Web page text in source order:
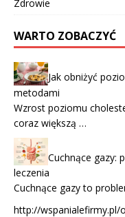
Zdrowie
WARTO ZOBACZYĆ
Jak obniżyć
metodami
Wzrost poziomu
coraz większą …
Cuchnące gazy:
leczenia
Cuchnące gazy to
http://wspanialefirmy.pl/